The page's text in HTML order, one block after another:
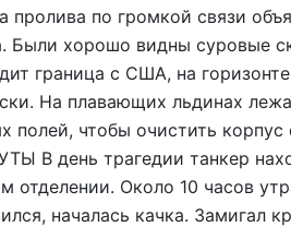
пролива по громкой связи
Были хорошо видны суровые
граница с США, на
На плавающих льдинах
полей, чтобы очистить
В день трагедии танкер
отделении. Около 10 часов
началась качка. Замигал